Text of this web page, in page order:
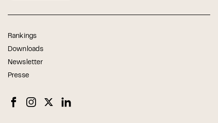
Rankings
Downloads
Newsletter
Presse